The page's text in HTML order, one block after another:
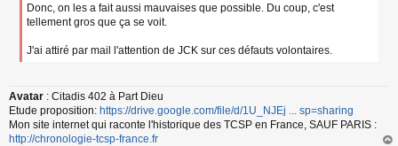
u
Donc, on les a fait aussi mauvaises que possible. Du coup, c'est
tellement gros que ça se voit.
J'ai attiré par mail l'attention de JCK sur ces défauts volontaires.
Avatar : Citadis 402 à Part Dieu
Etude proposition: https://drive.google.com/file/d/1U_NJEj ... sp=sharing
Mon site internet qui raconte l'historique des TCSP en France, SAUF PARIS :
http://chronologie-tcsp-france.fr